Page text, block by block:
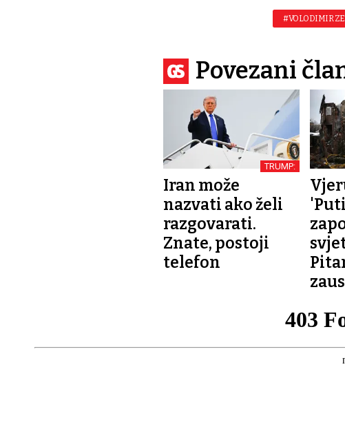
#VOLODIMIR
Povezani
TRUMP:
Iran može
nazvati ako želi
razgovarati.
Znate, postoji
telefon